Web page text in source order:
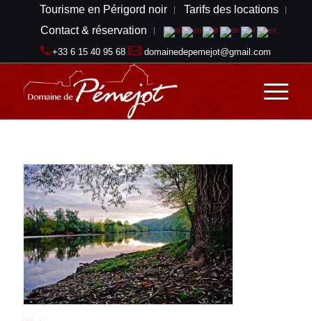
Tourisme en Périgord noir
Tarifs des locations
Contact & réservation
+33 6 15 40 95 68 domainedepemejot@gmail.com